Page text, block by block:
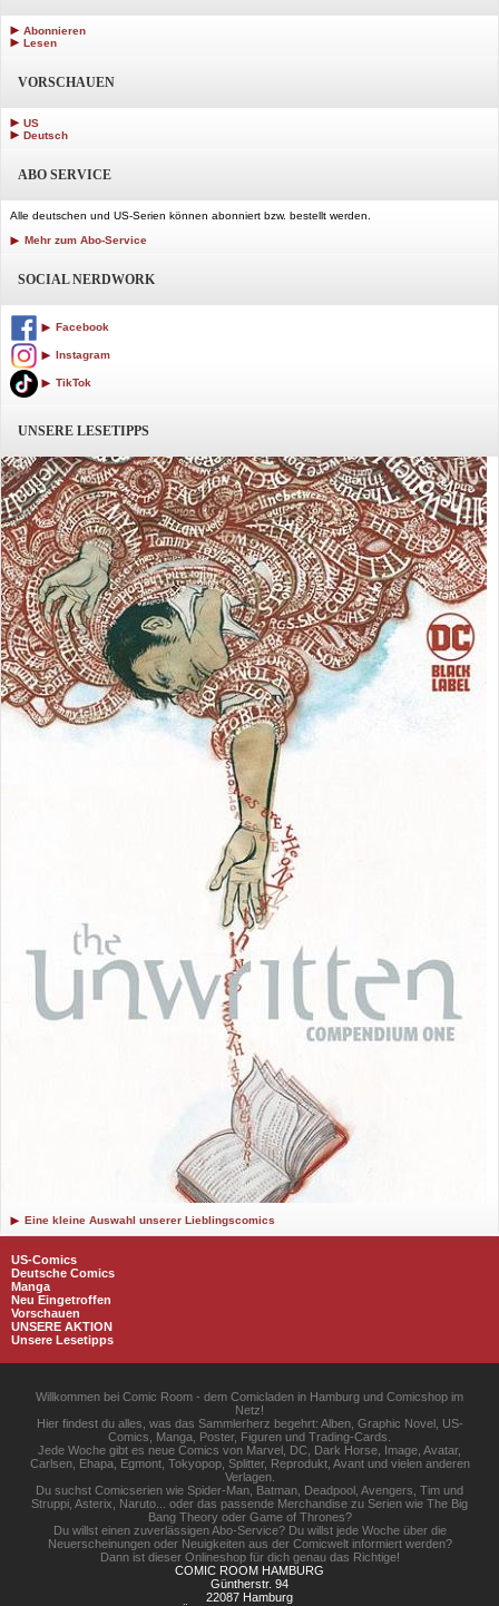
Abonnieren
Lesen
VORSCHAUEN
US
Deutsch
ABO SERVICE
Alle deutschen und US-Serien können abonniert bzw. bestellt werden.
Mehr zum Abo-Service
SOCIAL NERDWORK
Facebook
Instagram
TikTok
UNSERE LESETIPPS
Eine kleine Auswahl unserer Lieblingscomics
US-Comics
Deutsche Comics
Manga
Neu Eingetroffen
Vorschauen
UNSERE AKTION
Unsere Lesetipps
Willkommen bei Comic Room - dem Comicladen in Hamburg und Comicshop im
Netz!
Hier findest du alles, was das Sammlerherz begehrt: Alben, Graphic Novel, US-
Comics, Manga, Poster, Figuren und Trading-Cards.
Jede Woche gibt es neue Comics von Marvel, DC, Dark Horse, Image, Avatar,
Carlsen, Ehapa, Egmont, Tokyopop, Splitter, Reprodukt, Avant und vielen anderen
Verlagen.
Du suchst Comicserien wie Spider-Man, Batman, Deadpool, Avengers, Tim und
Struppi, Asterix, Naruto... oder das passende Merchandise zu Serien wie The Big
Bang Theory oder Game of Thrones?
Du willst einen zuverlässigen Abo-Service? Du willst jede Woche über die
Neuerscheinungen oder Neuigkeiten aus der Comicwelt informiert werden?
Dann ist dieser Onlineshop für dich genau das Richtige!
COMIC ROOM HAMBURG
Güntherstr. 94
22087 Hamburg